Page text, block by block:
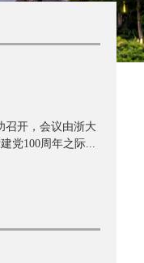
召开，会议由浙大
党100周年之际...